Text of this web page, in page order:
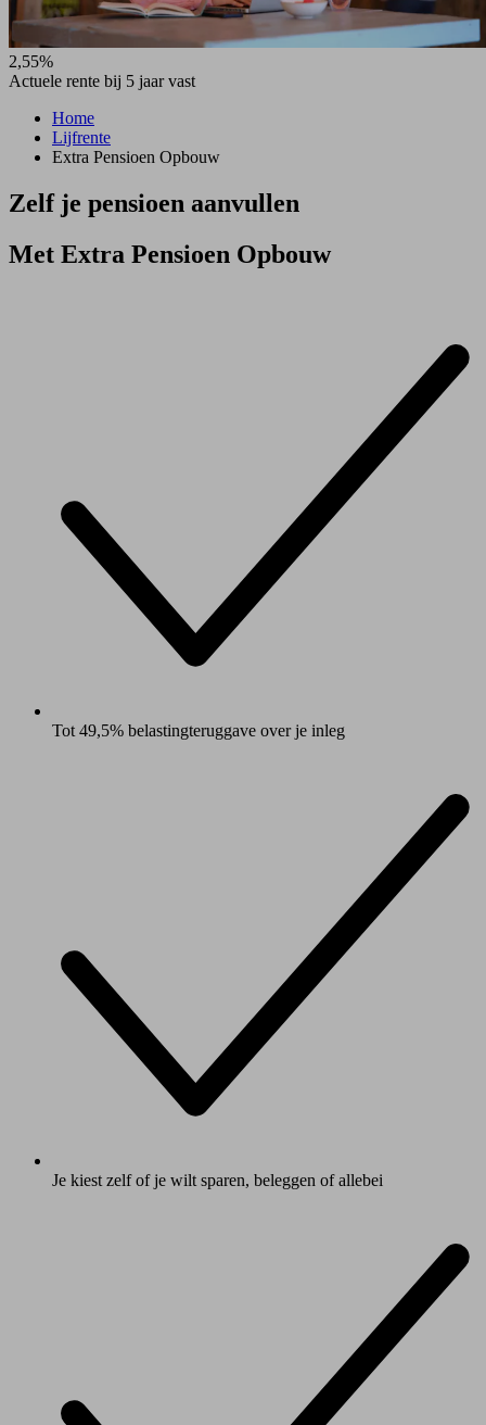
2,55%
Actuele rente bij 5 jaar vast
Home
Lijfrente
Extra Pensioen Opbouw
Zelf je pensioen aanvullen
Met Extra Pensioen Opbouw
Tot 49,5% belastingteruggave over je inleg
Je kiest zelf of je wilt sparen, beleggen of allebei